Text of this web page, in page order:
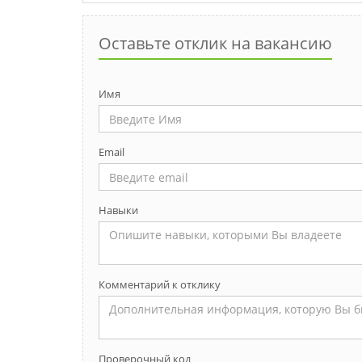
Оставьте отклик на вакансию
Имя
Email
Навыки
Комментарий к отклику